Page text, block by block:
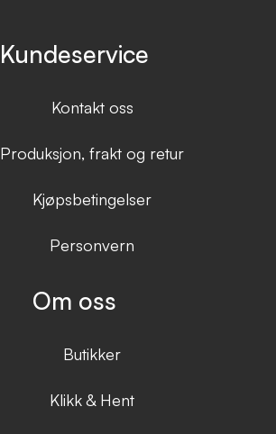
Kundeservice
Kontakt oss
Produksjon, frakt og retur
Kjøpsbetingelser
Personvern
Om oss
Butikker
Klikk & Hent